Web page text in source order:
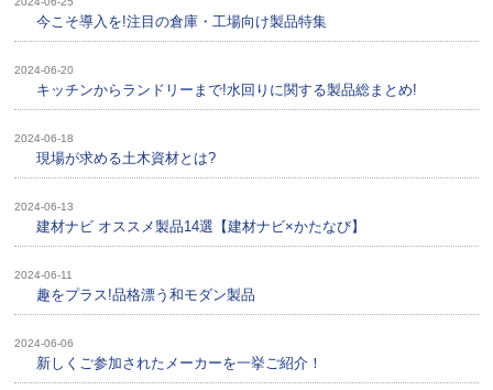
今こそ導入を!注目の倉庫・工場向け製品特集
2024-06-20
キッチンからランドリーまで!水回りに関する製品総まとめ!
2024-06-18
現場が求める土木資材とは?
2024-06-13
建材ナビ オススメ製品14選【建材ナビ×かたなび】
2024-06-11
趣をプラス!品格漂う和モダン製品
2024-06-06
新しくご参加されたメーカーを一挙ご紹介！